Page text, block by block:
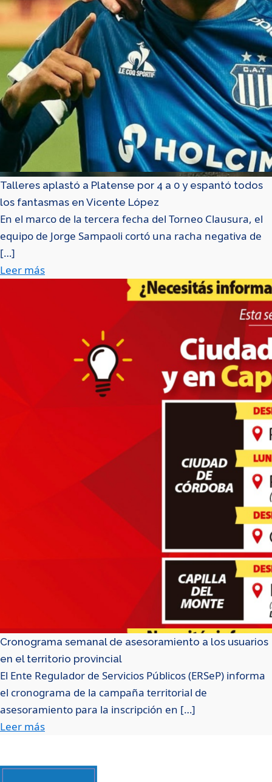
Talleres aplastó a Platense por 4 a 0 y espantó todos
los fantasmas en Vicente López
En el marco de la tercera fecha del Torneo Clausura, el
equipo de Jorge Sampaoli cortó una racha negativa de
[…]
Leer más
Cronograma semanal de asesoramiento a los usuarios
en el territorio provincial
El Ente Regulador de Servicios Públicos (ERSeP) informa
el cronograma de la campaña territorial de
asesoramiento para la inscripción en […]
Leer más